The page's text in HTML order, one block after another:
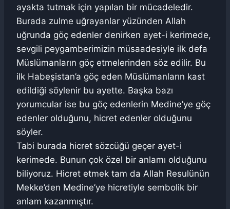
ayakta tutmak için yapılan bir mücadeledir.
Burada zulme uğrayanlar yüzünden Allah
uğrunda göç edenler denirken ayet-i kerimede,
sevgili peygamberimizin müsaadesiyle ilk defa
Müslümanların göç etmelerinden söz edilir. Bu
ilk Habeşistan’a göç eden Müslümanların kast
edildiği söylenir bu ayette. Başka bazı
yorumcular ise bu göç edenlerin Medine’ye göç
edenler olduğunu, hicret edenler olduğunu
söyler.
Tabi burada hicret sözcüğü geçer ayet-i
kerimede. Bunun çok özel bir anlamı olduğunu
biliyoruz. Hicret etmek tam da Allah Resulünün
Mekke’den Medine’ye hicretiyle sembolik bir
anlam kazanmıştır.